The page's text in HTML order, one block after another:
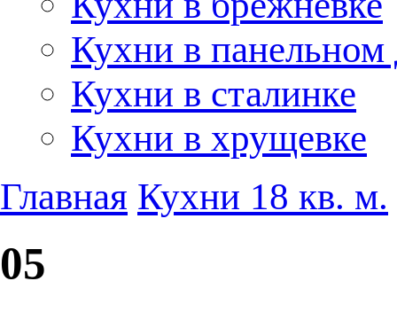
Кухни в панельном
Кухни в сталинке
Кухни в хрущевке
Главная Кухни 18 кв. м.
05